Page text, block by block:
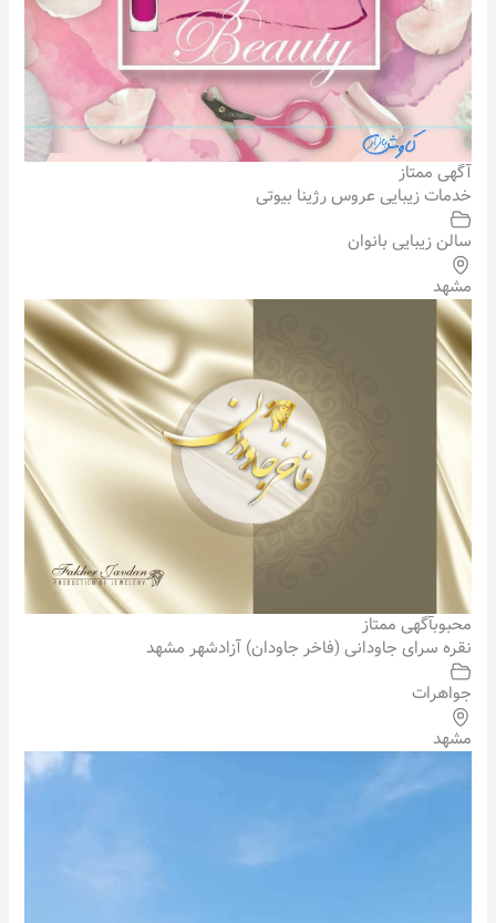
آگهی ممتاز
خدمات زیبایی عروس رژینا بیوتی
سالن زیبایی بانوان
مشهد
محبوبآگهی ممتاز
نقره سرای جاودانی (فاخر جاودان) آزادشهر مشهد
جواهرات
مشهد